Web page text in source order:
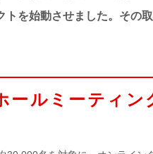
を始動させました。その
ールミーティン